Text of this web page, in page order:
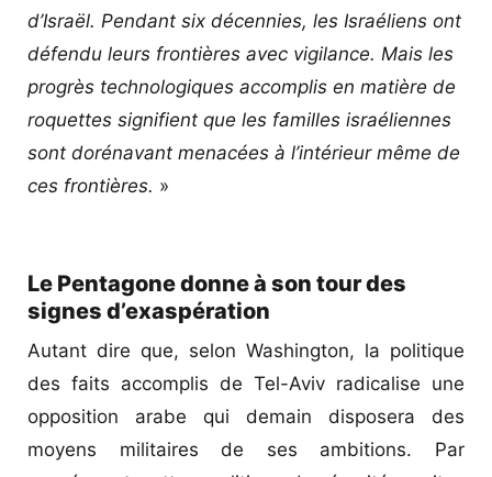
d’Israël. Pendant six décennies, les Israéliens ont
défendu leurs frontières avec vigilance. Mais les
progrès technologiques accomplis en matière de
roquettes signifient que les familles israéliennes
sont dorénavant menacées à l’intérieur même de
ces frontières. »
Le Pentagone donne à son tour des
signes d’exaspération
Autant dire que, selon Washington, la politique
des faits accomplis de Tel-Aviv radicalise une
opposition arabe qui demain disposera des
moyens militaires de ses ambitions. Par